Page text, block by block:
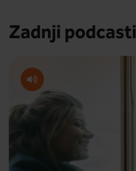
Zadnji podcasti